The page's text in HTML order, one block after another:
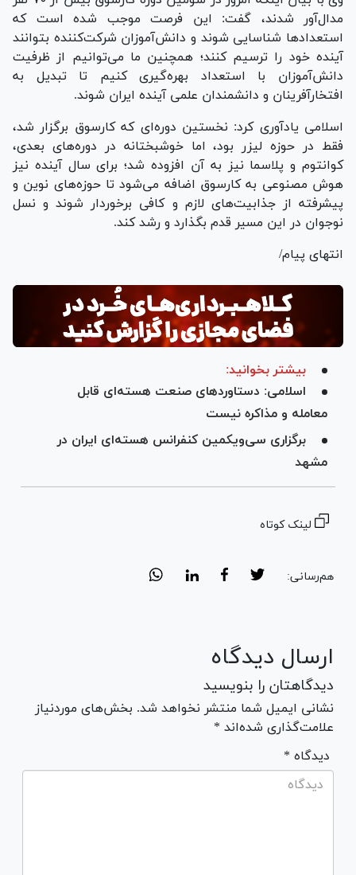
مدال‌آور شدند، گفت: این فرصت موجب شده است که
استعداد‌ها شناسایی شوند و دانش‌آموزان شرکت‌کننده بتوانند
آینده خود را ترسیم کنند؛ همچنین ما می‌توانیم از ظرفیت
دانش‌آموزان با استعداد بهره‌گیری کنیم تا تبدیل به
افتخارآفرینان و دانشمندان علمی آینده ایران شوند.
اسلامی یادآوری کرد: نخستین دوره‌ای که کارسوق برگزار شد،
فقط در حوزه لیزر بود، اما خوشبختانه در دوره‌های بعدی،
کوانتوم و پلاسما نیز به آن افزوده شد؛ برای سال آینده نیز
هوش مصنوعی به کارسوق اضافه می‌شود تا حوزه‌های نوین و
پیشرفته از جذابیت‌های لازم و کافی برخوردار شوند و نسل
نوجوان در این مسیر قدم بگذارد و رشد کند.
انتهای پیام/
بیشتر بخوانید:
اسلامی: دستاورد‌های صنعت هسته‌ای قابل
معامله و مذاکره نیست
برگزاری سی‌ویکمین کنفرانس هسته‌ای ایران در
مشهد
لینک کوتاه
هم‌رسانی:
ارسال دیدگاه
دیدگاهتان را بنویسید
نشانی ایمیل شما منتشر نخواهد شد. بخش‌های موردنیاز
علامت‌گذاری شده‌اند *
* دیدگاه